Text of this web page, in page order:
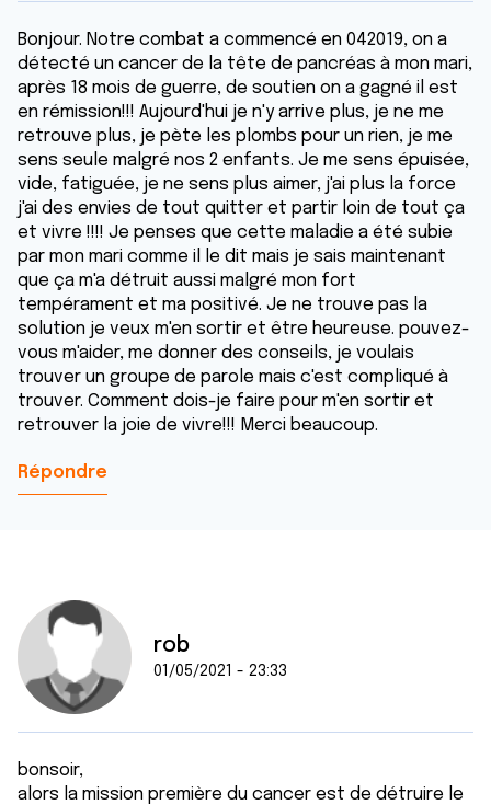
Bonjour. Notre combat a commencé en 042019, on a
détecté un cancer de la tête de pancréas à mon mari,
après 18 mois de guerre, de soutien on a gagné il est
en rémission!!! Aujourd'hui je n'y arrive plus, je ne me
retrouve plus, je pète les plombs pour un rien, je me
sens seule malgré nos 2 enfants. Je me sens épuisée,
vide, fatiguée, je ne sens plus aimer, j'ai plus la force
j'ai des envies de tout quitter et partir loin de tout ça
et vivre !!!! Je penses que cette maladie a été subie
par mon mari comme il le dit mais je sais maintenant
que ça m'a détruit aussi malgré mon fort
tempérament et ma positivé. Je ne trouve pas la
solution je veux m'en sortir et être heureuse. pouvez-
vous m'aider, me donner des conseils, je voulais
trouver un groupe de parole mais c'est compliqué à
trouver. Comment dois-je faire pour m'en sortir et
retrouver la joie de vivre!!! Merci beaucoup.
Répondre
rob
01/05/2021 - 23:33
bonsoir,
alors la mission première du cancer est de détruire le